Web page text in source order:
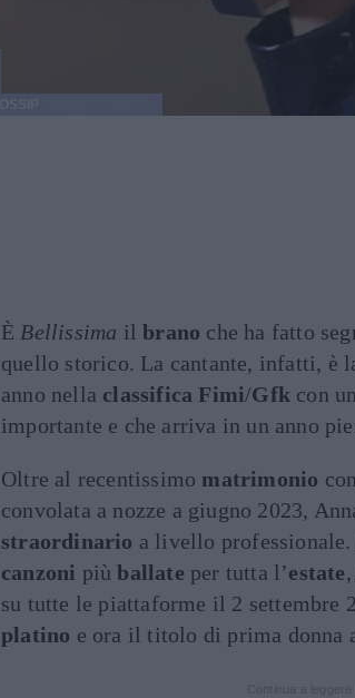
È Bellissima ilbrano che ha fatto
quello storico. La cantante, infatti, è
anno nella classifica Fimi/Gfk con
importante e che arriva in un anno
Oltre al recentissimo matrimonio
convolata a nozze a giugno 2023,
straordinario a livello professionale.
canzoni piùballate per tutta l’estate
su tutte le piattaforme il 2 settembre
platino e ora il titolo di prima donna